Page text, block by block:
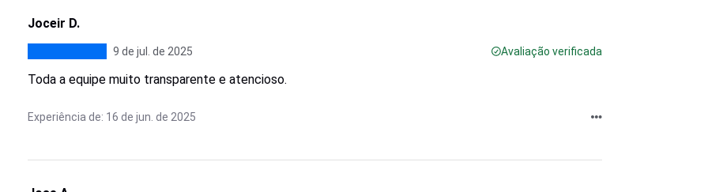
Joceir D.
9 de jul. de 2025 Avaliação verificada
Toda a equipe muito transparente e atencioso.
Experiência de: 16 de jun. de 2025